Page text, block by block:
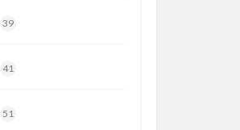
39
41
51